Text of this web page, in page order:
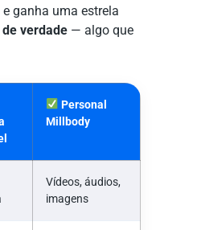
ganha uma estrela
verdade — algo que
Personal
Millbody
Vídeos, áudios,
imagens